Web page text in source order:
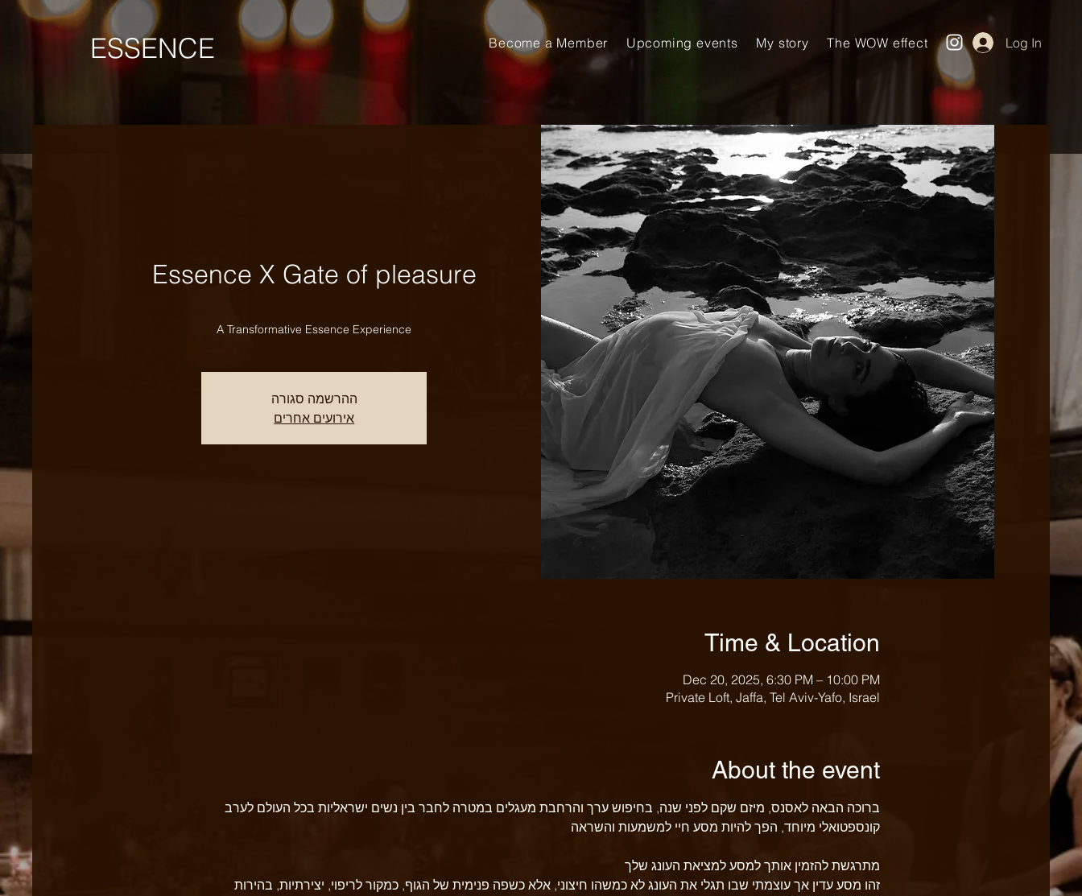
ESSENCE Become a Member Upcoming events My story The WOW effect Log In
Essence X Gate of pleasure
ההרשמה סגורה
אירועים אחרים
Time & Location
Dec 20, 2025, 6:30 PM – 10:00 PM
Private Loft, Jaffa, Tel Aviv-Yafo, Israel
About the event
ברוכה הבאה לאסנס, מיזם שקם לפני שנה, בחיפוש ערך והרחבת מעגלים במטרה לחבר בין נשים ישראליות בכל העולם לערב
קונספטואלי מיוחד, הפך להיות מסע חיי למשמעות והשראה
מתרגשת להזמין אותך למסע למציאת העונג שלך
זהו מסע עדין אך עוצמתי שבו תגלי את העונג לא כמשהו חיצוני, אלא כשפה פנימית של הגוף, כמקור לריפוי, יצירתיות, בהירות